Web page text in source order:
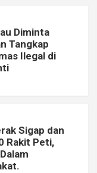
Diminta
Tangkap
Ilegal di
Sigap dan
Rakit Peti,